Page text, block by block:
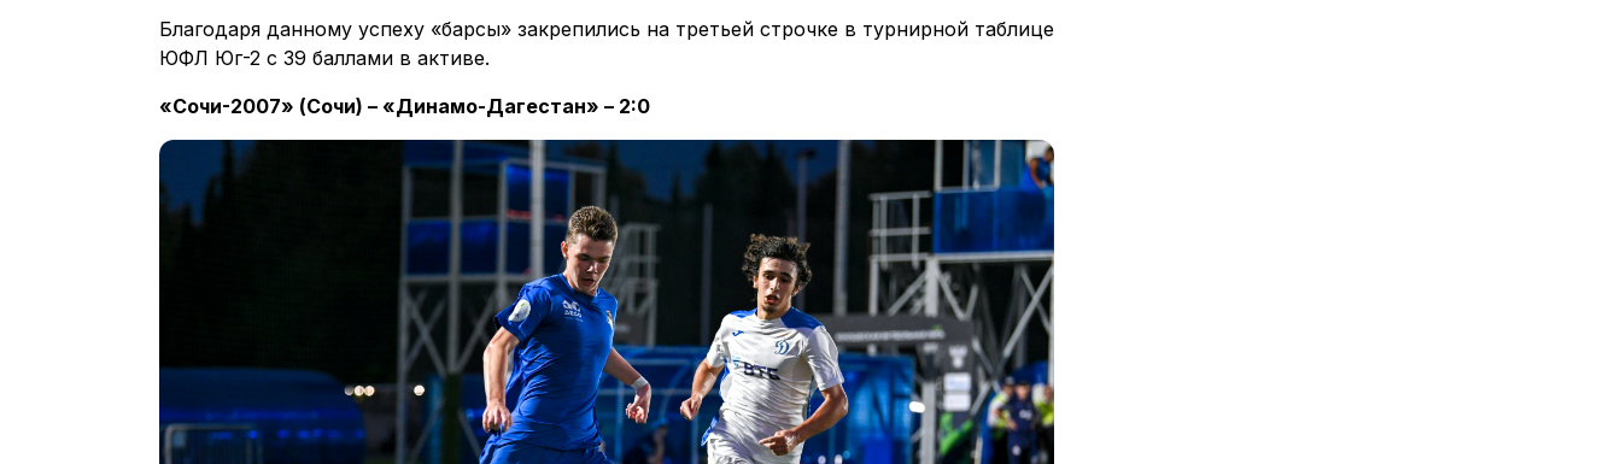
Благодаря данному успеху «барсы» закрепились на третьей строчке в турнирной таблице
ЮФЛ Юг-2 с 39 баллами в активе.
«Сочи-2007» (Сочи) – «Динамо-Дагестан» – 2:0